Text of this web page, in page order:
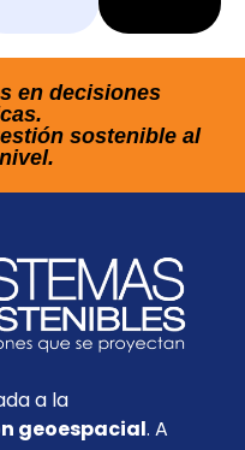
en decisiones
sostenible al
a la
geoespacial. A